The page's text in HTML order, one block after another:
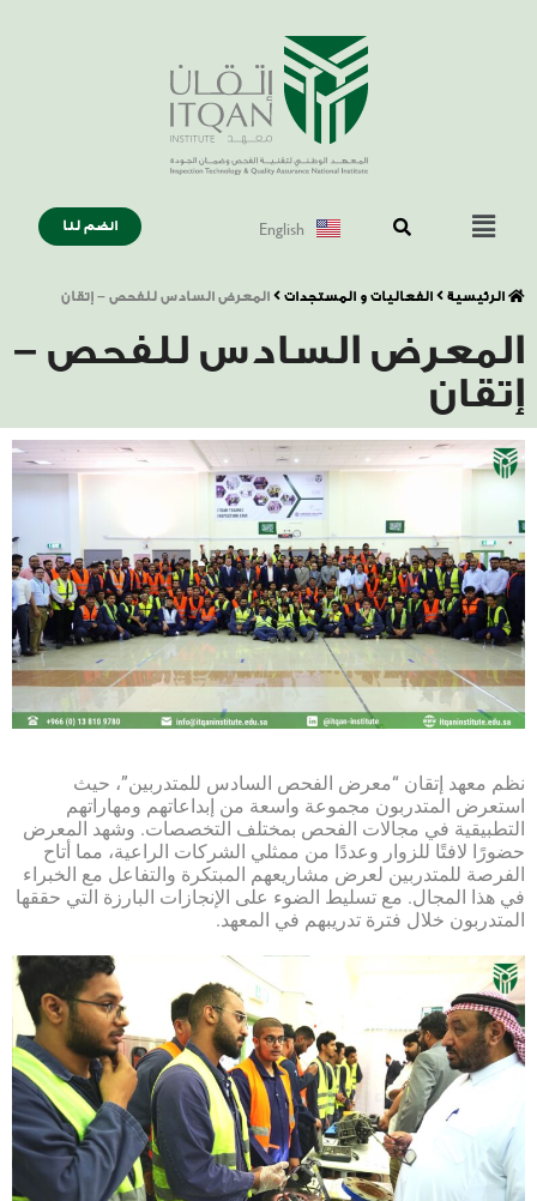
English انضم لنا
الرئيسية الفعاليات و المستجدات المعرض السادس للفحص – إتقان
المعرض السادس للفحص –
إتقان
نظم معهد إتقان “معرض الفحص السادس للمتدربين”، حيث
استعرض المتدربون مجموعة واسعة من إبداعاتهم ومهاراتهم
التطبيقية في مجالات الفحص بمختلف التخصصات. وشهد المعرض
حضورًا لافتًا للزوار وعددًا من ممثلي الشركات الراعية، مما أتاح
الفرصة للمتدربين لعرض مشاريعهم المبتكرة والتفاعل مع الخبراء
في هذا المجال. مع تسليط الضوء على الإنجازات البارزة التي حققها
المتدربون خلال فترة تدريبهم في المعهد.